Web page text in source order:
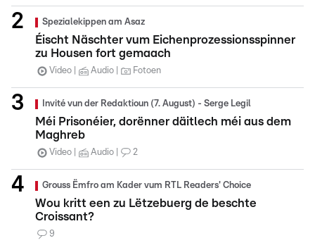
Spezialekippen am Asaz
Éischt Näschter vum Eichenprozessionsspinner
zu Housen fort gemaach
Video Audio Fotoen
Invité vun der Redaktioun (7. August) - Serge Legil
Méi Prisonéier, dorënner däitlech méi aus dem
Maghreb
Video Audio 2
Grouss Ëmfro am Kader vum RTL Readers' Choice
Wou kritt een zu Lëtzebuerg de beschte
Croissant?
9